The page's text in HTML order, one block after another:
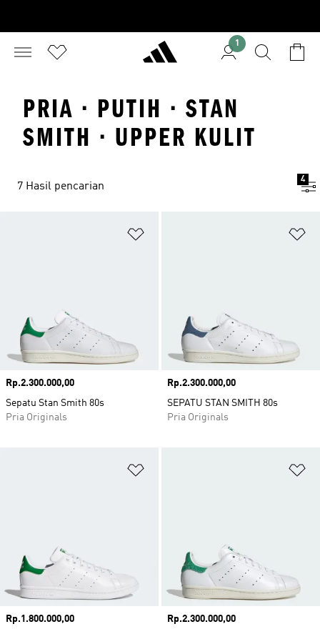
1
PRIA · PUTIH · STAN
SMITH · UPPER KULIT
7 Hasil pencarian
4
Harga
Rp.2.300.000,00
Sepatu Stan Smith 80s
Pria Originals
Harga
Rp.2.300.000,00
SEPATU STAN SMITH 80s
Pria Originals
Harga
Rp.1.800.000,00
Harga
Rp.2.300.000,00